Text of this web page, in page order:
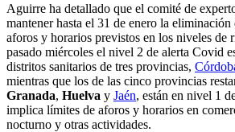
Aguirre ha detallado que el comité de
mantener hasta el 31 de enero la eliminación
aforos y horarios previstos en los niveles de
pasado miércoles el nivel 2 de alerta Covid
distritos sanitarios de tres provincias,
mientras que los de las cinco provincias
Granada, Huelva y Jaén, están en nivel 1
implica límites de aforos y horarios en
nocturno y otras actividades.